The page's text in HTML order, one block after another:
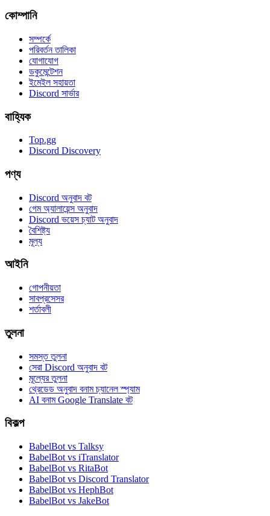
কোম্পানি
সম্পর্কে
পরিবর্তন তালিকা
যোগাযোগ
ডকুমেন্টেশন
ইমেইল সহায়তা
Discord সার্ভার
বাহ্যিক
Top.gg
Discord Discovery
পণ্য
Discord অনুবাদ বট
গেম অ্যালায়েন্স অনুবাদ
Discord ভয়েস চ্যাট অনুবাদ
বৈশিষ্ট্য
মূল্য
আইনি
গোপনীয়তা
সাবপ্রসেসর
শর্তাবলী
তুলনা
সমস্ত তুলনা
সেরা Discord অনুবাদ বট
মূল্যের তুলনা
থ্রেডেড অনুবাদ বনাম চ্যানেল স্প্যাম
AI বনাম Google Translate বট
বিকল্প
BabelBot vs Talksy
BabelBot vs iTranslator
BabelBot vs RitaBot
BabelBot vs Discord Translator
BabelBot vs HephBot
BabelBot vs JakeBot